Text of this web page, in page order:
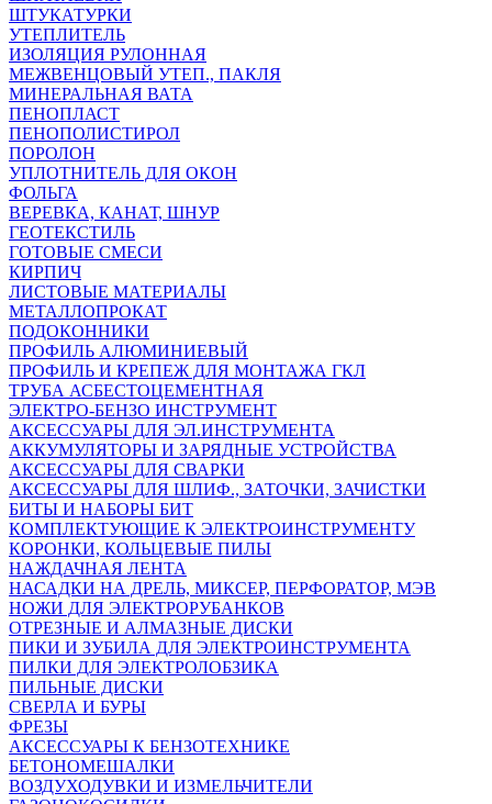
ШТУКАТУРКИ
УТЕПЛИТЕЛЬ
ИЗОЛЯЦИЯ РУЛОННАЯ
МЕЖВЕНЦОВЫЙ УТЕП., ПАКЛЯ
МИНЕРАЛЬНАЯ ВАТА
ПЕНОПЛАСТ
ПЕНОПОЛИСТИРОЛ
ПОРОЛОН
УПЛОТНИТЕЛЬ ДЛЯ ОКОН
ФОЛЬГА
ВЕРЕВКА, КАНАТ, ШНУР
ГЕОТЕКСТИЛЬ
ГОТОВЫЕ СМЕСИ
КИРПИЧ
ЛИСТОВЫЕ МАТЕРИАЛЫ
МЕТАЛЛОПРОКАТ
ПОДОКОННИКИ
ПРОФИЛЬ АЛЮМИНИЕВЫЙ
ПРОФИЛЬ И КРЕПЕЖ ДЛЯ МОНТАЖА ГКЛ
ТРУБА АСБЕСТОЦЕМЕНТНАЯ
ЭЛЕКТРО-БЕНЗО ИНСТРУМЕНТ
АКСЕССУАРЫ ДЛЯ ЭЛ.ИНСТРУМЕНТА
АККУМУЛЯТОРЫ И ЗАРЯДНЫЕ УСТРОЙСТВА
АКСЕССУАРЫ ДЛЯ СВАРКИ
АКСЕССУАРЫ ДЛЯ ШЛИФ., ЗАТОЧКИ, ЗАЧИСТКИ
БИТЫ И НАБОРЫ БИТ
КОМПЛЕКТУЮЩИЕ К ЭЛЕКТРОИНСТРУМЕНТУ
КОРОНКИ, КОЛЬЦЕВЫЕ ПИЛЫ
НАЖДАЧНАЯ ЛЕНТА
НАСАДКИ НА ДРЕЛЬ, МИКСЕР, ПЕРФОРАТОР, МЭВ
НОЖИ ДЛЯ ЭЛЕКТРОРУБАНКОВ
ОТРЕЗНЫЕ И АЛМАЗНЫЕ ДИСКИ
ПИКИ И ЗУБИЛА ДЛЯ ЭЛЕКТРОИНСТРУМЕНТА
ПИЛКИ ДЛЯ ЭЛЕКТРОЛОБЗИКА
ПИЛЬНЫЕ ДИСКИ
СВЕРЛА И БУРЫ
ФРЕЗЫ
АКСЕССУАРЫ К БЕНЗОТЕХНИКЕ
БЕТОНОМЕШАЛКИ
ВОЗДУХОДУВКИ И ИЗМЕЛЬЧИТЕЛИ